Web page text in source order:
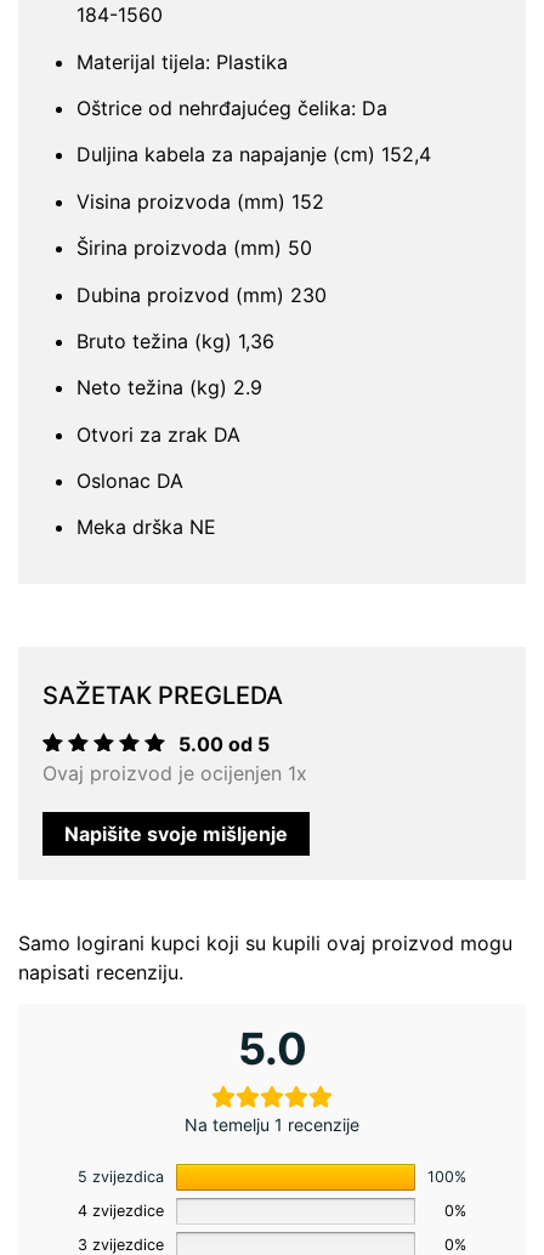
184-1560
Materijal tijela: Plastika
Oštrice od nehrđajućeg čelika: Da
Duljina kabela za napajanje (cm) 152,4
Visina proizvoda (mm) 152
Širina proizvoda (mm) 50
Dubina proizvod (mm) 230
Bruto težina (kg) 1,36
Neto težina (kg) 2.9
Otvori za zrak DA
Oslonac DA
Meka drška NE
SAŽETAK PREGLEDA
Korisnička
ocjena:
5.00od
ukupno 5
1
5.00 od 5
Ovaj proizvod je ocijenjen 1x
Napišite svoje mišljenje
5.0
Na temelju 1 recenzije
5 zvijezdica
100%
4 zvijezdice
0%
3 zvijezdice
0%
Samo logirani kupci koji su kupili ovaj proizvod mogu
napisati recenziju.